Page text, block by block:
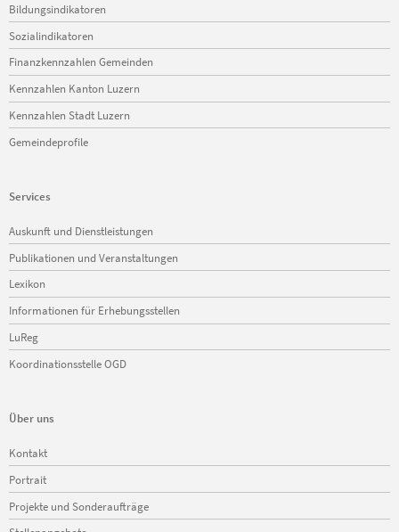
Bildungsindikatoren
Sozialindikatoren
Finanzkennzahlen Gemeinden
Kennzahlen Kanton Luzern
Kennzahlen Stadt Luzern
Gemeindeprofile
Services
Navigation
überspringen
Auskunft und Dienstleistungen
Publikationen und Veranstaltungen
Lexikon
Informationen für Erhebungsstellen
LuReg
Koordinationsstelle OGD
Über uns
Navigation
überspringen
Kontakt
Portrait
Projekte und Sonderaufträge